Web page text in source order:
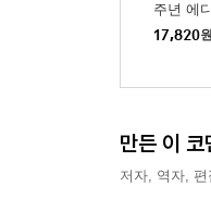
주년 에
17,820원
만든 이 코
저자, 역자,